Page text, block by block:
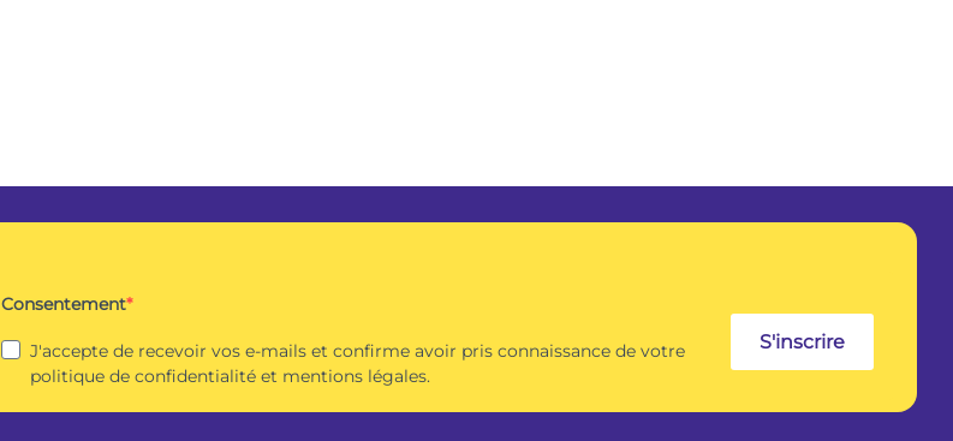
Consentement
J'accepte de recevoir vos e-mails et confirme avoir pris connaissance de votre
politique de confidentialité et mentions légales.
S'inscrire